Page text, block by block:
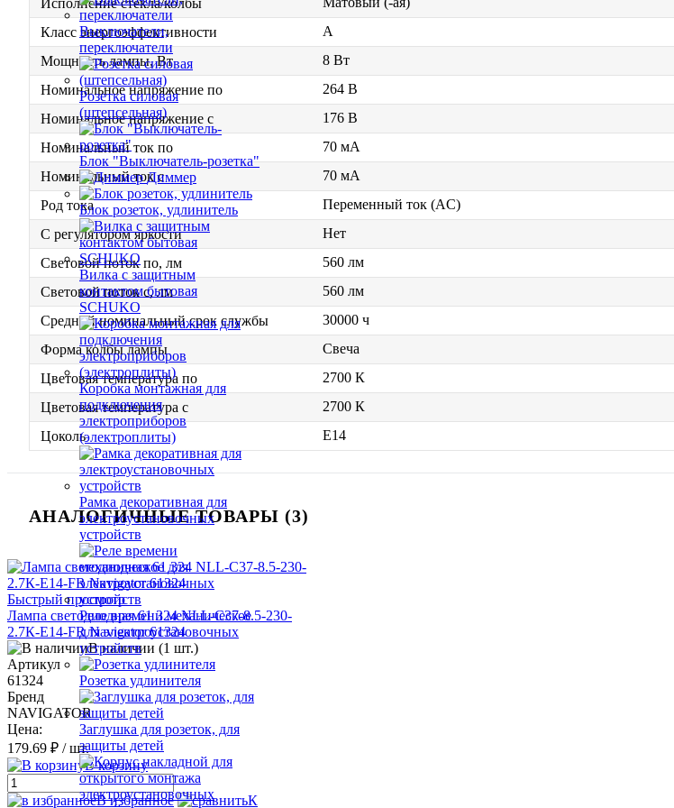
Выключатели,
переключатели
Розетка силовая
(штепсельная)
Блок "Выключатель-розетка"
Диммер
Блок розеток, удлинитель
Вилка с защитным
контактом бытовая
SCHUKO
Коробка монтажная для
подключения
электроприборов
(электроплиты)
Рамка декоративная для
электроустановочных
устройств
Реле времени механическое
для электроустановочных
устройств
Розетка удлинителя
Заглушка для розеток, для
защиты детей
Исполнение стекла/колбы
Класс энергоэффективности
A
Мощность лампы, Вт
8 Вт
Номинальное напряжение по
264 В
Номинальное напряжение с
176 В
Номинальный ток по
70 мА
Номинальный ток с
70 мА
Род тока
Переменный ток (AC)
С регулятором яркости
Нет
Световой поток по, лм
560 лм
Световой поток с, лм
560 лм
Средний номинальный срок службы
30000 ч
Форма колбы лампы
Свеча
Цветовая температура по
2700 К
Цветовая температура с
2700 К
Цоколь
E14
АНАЛОГИЧНЫЕ ТОВАРЫ (3)
Быстрый просмотр
Лампа светодиодная 61 324 NLL-C37-8.5-230-
2.7К-E14-FR Navigator 61324
В наличии (1 шт.)
Артикул
61324
Бренд
NAVIGATOR
Цена:
179.69 ₽ / шт.
В корзину
В избранное К